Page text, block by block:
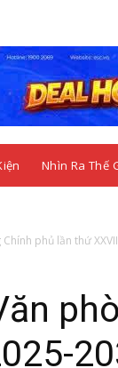
Nhìn Ra Thế
phủ lần thứ